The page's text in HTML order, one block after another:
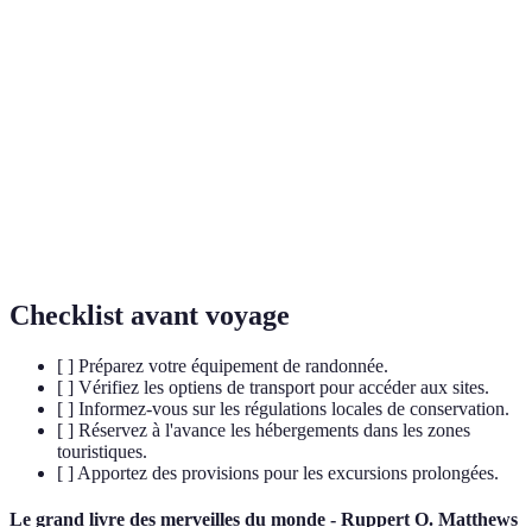
Checklist avant voyage
[ ] Préparez votre équipement de randonnée.
[ ] Vérifiez les optiens de transport pour accéder aux sites.
[ ] Informez-vous sur les régulations locales de conservation.
[ ] Réservez à l'avance les hébergements dans les zones
touristiques.
[ ] Apportez des provisions pour les excursions prolongées.
Le grand livre des merveilles du monde - Ruppert O. Matthews